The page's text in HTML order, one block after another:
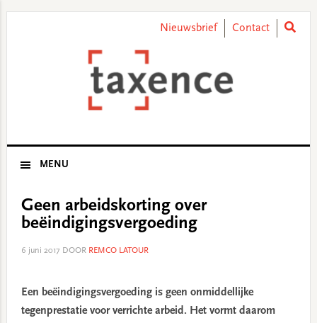
Nieuwsbrief Contact
MENU
Geen arbeidskorting over
beëindigingsvergoeding
6 juni 2017 DOOR REMCO LATOUR
Een beëindigingsvergoeding is geen onmiddellijke
tegenprestatie voor verrichte arbeid. Het vormt daarom